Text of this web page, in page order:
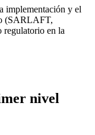
implementación y el
(SARLAFT,
en la
nivel